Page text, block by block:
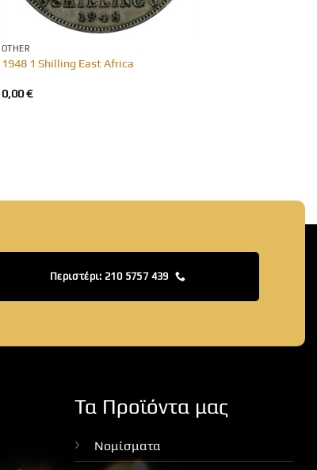
OTHER
1948 1 Shilling East Africa
0,00€
Περιστέρι: 210 5757 439
Τα Προϊόντα μας
Νομίσματα